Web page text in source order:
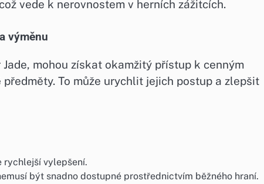
vede k nerovnostem v herních zážitcích.
výměnu
mohou získat okamžitý přístup k cenným
To může urychlit jejich postup a zlepšit
rychlejší vylepšení.
být snadno dostupné prostřednictvím běžného hraní.